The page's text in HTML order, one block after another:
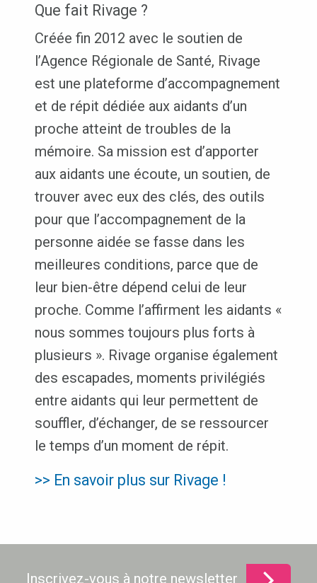
Que fait Rivage ?
Créée fin 2012 avec le soutien de
l’Agence Régionale de Santé, Rivage
est une plateforme d’accompagnement
et de répit dédiée aux aidants d’un
proche atteint de troubles de la
mémoire. Sa mission est d’apporter
aux aidants une écoute, un soutien, de
trouver avec eux des clés, des outils
pour que l’accompagnement de la
personne aidée se fasse dans les
meilleures conditions, parce que de
leur bien-être dépend celui de leur
proche. Comme l’affirment les aidants «
nous sommes toujours plus forts à
plusieurs ». Rivage organise également
des escapades, moments privilégiés
entre aidants qui leur permettent de
souffler, d’échanger, de se ressourcer
le temps d’un moment de répit.
>> En savoir plus sur Rivage !
Inscrivez-vous à notre newsletter